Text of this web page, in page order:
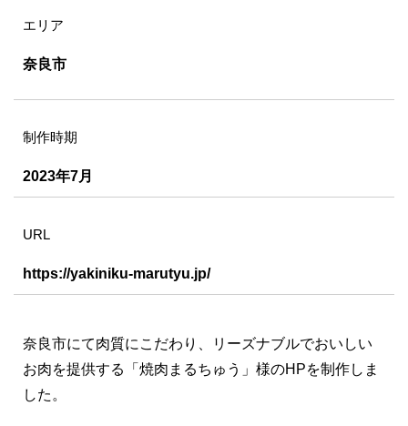
エリア
奈良市
制作時期
2023年7月
URL
https://yakiniku-marutyu.jp/
奈良市にて肉質にこだわり、リーズナブルでおいしい
お肉を提供する「焼肉まるちゅう」様のHPを制作しま
した。